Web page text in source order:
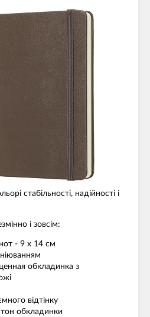
стабільності, надійності і
і зовсім:
- 9 х 14 см
обкладинка з
відтінку
обкладинки